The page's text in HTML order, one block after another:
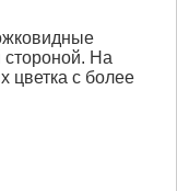
стороной. На
цветка с более